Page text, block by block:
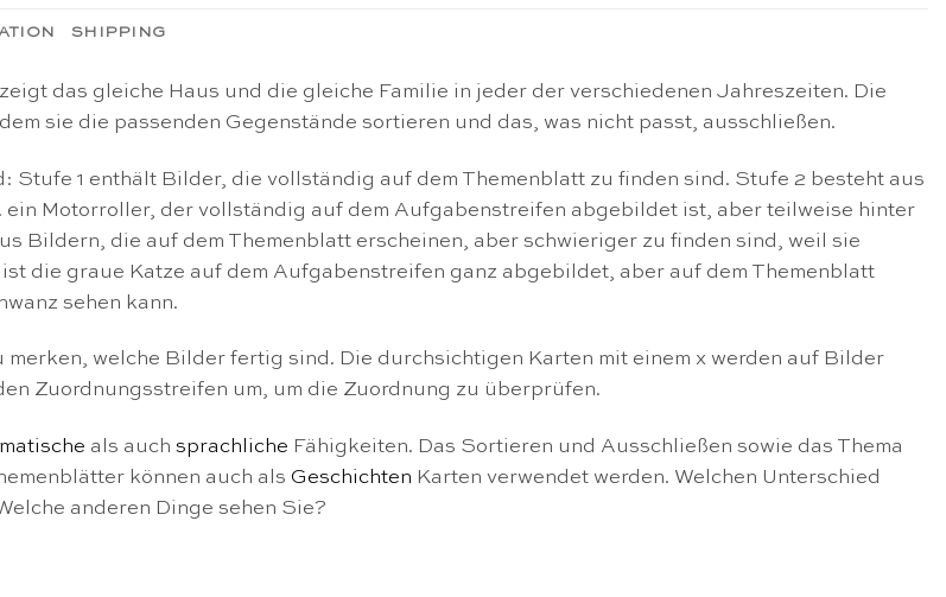
SHIPPING
zeigt das gleiche Haus und die gleiche Familie in jeder der verschiedenen Jahreszeiten. Die
sie die passenden Gegenstände sortieren und das, was nicht passt, ausschließen.
1 enthält Bilder, die vollständig auf dem Themenblatt zu finden sind. Stufe 2 besteht aus
Motorroller, der vollständig auf dem Aufgabenstreifen abgebildet ist, aber teilweise hinter
Bildern, die auf dem Themenblatt erscheinen, aber schwieriger zu finden sind, weil sie
die graue Katze auf dem Aufgabenstreifen ganz abgebildet, aber auf dem Themenblatt
sehen kann.
welche Bilder fertig sind. Die durchsichtigen Karten mit einem x werden auf Bilder
Zuordnungsstreifen um, um die Zuordnung zu überprüfen.
als auch sprachliche Fähigkeiten. Das Sortieren und Ausschließen sowie das Thema
können auch als Geschichten Karten verwendet werden. Welchen Unterschied
anderen Dinge sehen Sie?